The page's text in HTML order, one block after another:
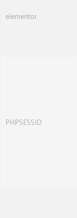
elementor
PHPSESSID